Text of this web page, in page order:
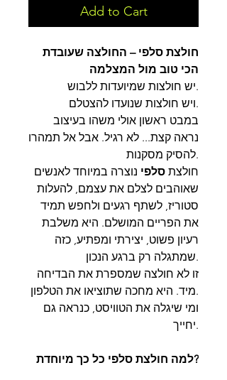
Add to Cart
חולצת סלפי – החולצה שעובדת
הכי טוב מול המצלמה
יש חולצות שמיועדות ללבוש.
ויש חולצות שנועדו להצטלם.
במבט ראשון אולי משהו בעיצוב
נראה קצת... לא רגיל. אבל אל תמהרו
להסיק מסקנות.
חולצת סלפי נוצרה במיוחד לאנשים
שאוהבים לצלם את עצמם, להעלות
סטוריז, לשתף רגעים ולחפש תמיד
את הפריים המושלם. היא משלבת
רעיון פשוט, יצירתי ומפתיע, כזה
שמתגלה רק ברגע הנכון.
זו לא חולצה שמספרת את הבדיחה
מיד. היא מחכה שתוציאו את הטלפון.
ומי שיגלה את הטוויסט, כנראה גם
יחייך.
למה חולצת סלפי כל כך מיוחדת?